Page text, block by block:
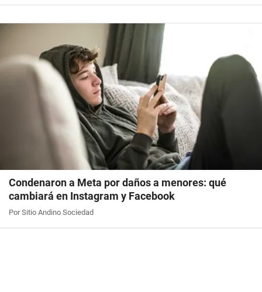
Condenaron a Meta por daños a menores: qué
cambiará en Instagram y Facebook
Por Sitio Andino Sociedad